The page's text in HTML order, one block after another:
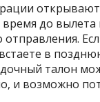
до вылета
отправления.
в
талон
и возможно